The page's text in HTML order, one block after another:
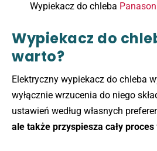
Wypiekacz do chleba
Wypiekacz do
warto?
Elektryczny wypiekacz do chleba
wyłącznie wrzucenia do niego
ustawień według własnych
ale także przyspiesza cały proces